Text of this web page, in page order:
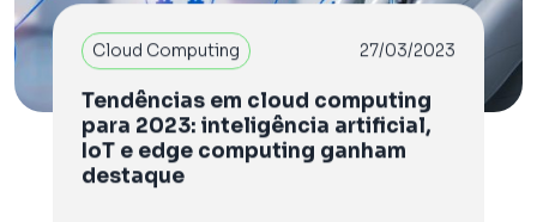
Cloud Computing 27/03/2023
Tendências em cloud computing
para 2023: inteligência artificial,
IoT e edge computing ganham
destaque